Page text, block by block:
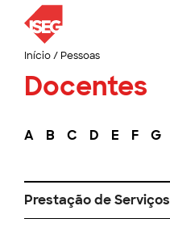
Início/ Pessoas
Docentes
A B C D E F G
Prestação de Serviços